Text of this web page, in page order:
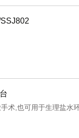
术,也可用于生理盐水